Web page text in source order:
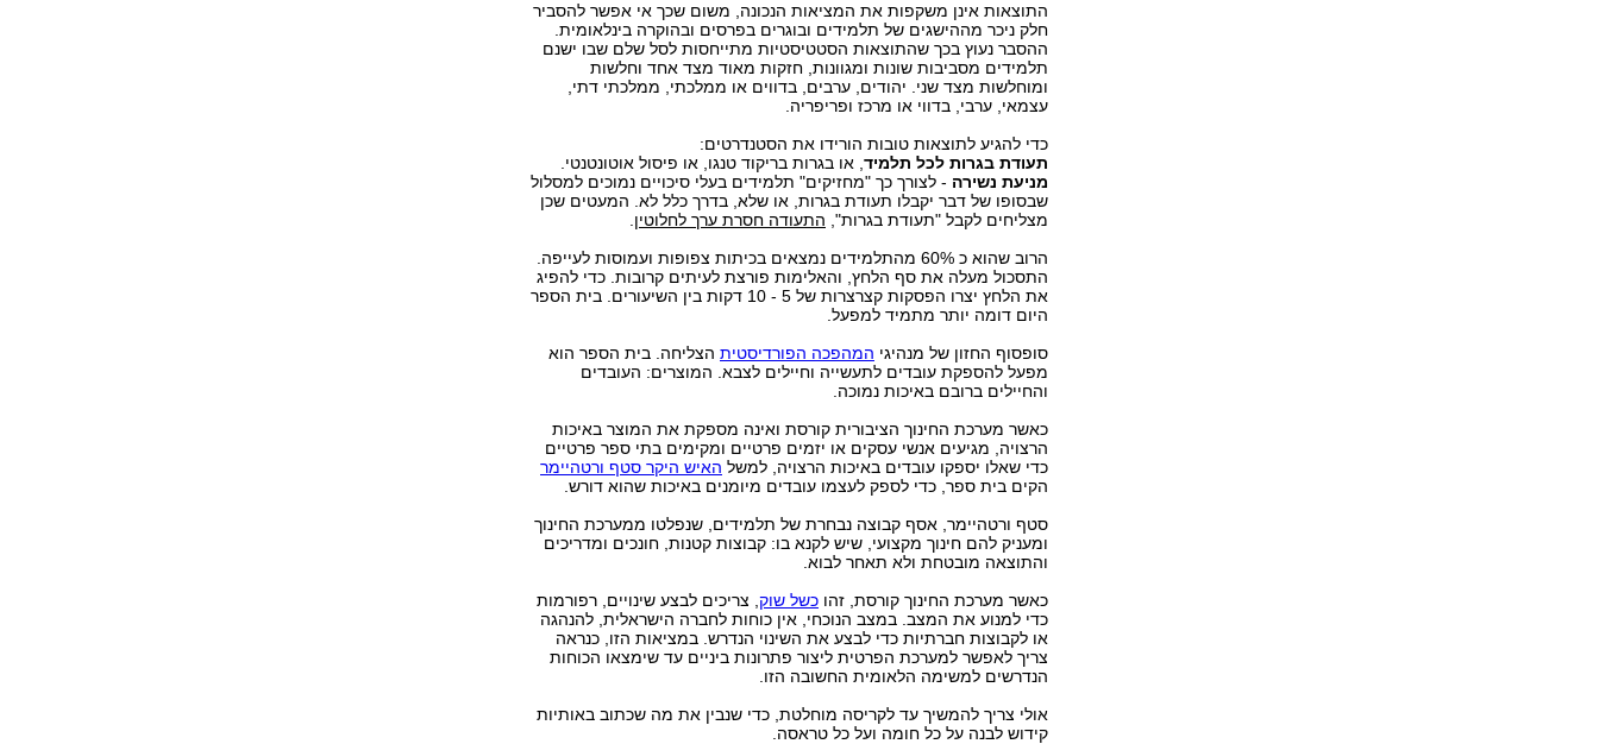
התוצאות אינן משקפות את המציאות הנכונה, משום שכך אי אפשר להסביר
חלק ניכר מההישגים של תלמידים ובוגרים בפרסים ובהוקרה בינלאומית.
ההסבר נעוץ בכך שהתוצאות הסטטיסטיות מתייחסות לסל שלם שבו ישנם
תלמידים מסביבות שונות ומגוונות, חזקות מאוד מצד אחד וחלשות
ומוחלשות מצד שני. יהודים, ערבים, בדווים או ממלכתי, ממלכתי דתי,
עצמאי, ערבי, בדווי או מרכז ופריפריה.
כדי להגיע לתוצאות טובות הורידו את הסטנדרטים:
תעודת בגרות לכל תלמיד , או בגרות בריקוד טנגו, או פיסול אוטונטנטי.
מניעת נשירה - לצורך כך "מחזיקים" תלמידים בעלי סיכויים נמוכים למסלול
שבסופו של דבר יקבלו תעודת בגרות, או שלא, בדרך כלל לא. המעטים שכן
מצליחים לקבל "תעודת בגרות", התעודה חסרת ערך לחלוטין
הרוב שהוא כ 60% מהתלמידים נמצאים בכיתות צפופות ועמוסות לעייפה.
התסכול מעלה את סף הלחץ, והאלימות פורצת לעיתים קרובות. כדי להפיג
את הלחץ יצרו הפסקות קצרצרות של 5 - 10 דקות בין השיעורים. בית הספר
היום דומה יותר מתמיד למפעל.
סופסוף החזון של מנהיגי המהפכה הפורדיסטית הצליחה. בית הספר הוא
מפעל להספקת עובדים לתעשייה וחיילים לצבא. המוצרים: העובדים
והחיילים ברובם באיכות נמוכה.
כאשר מערכת החינוך הציבורית קורסת ואינה מספקת את המוצר באיכות
הרצויה, מגיעים אנשי עסקים או יזמים פרטיים ומקימים בתי ספר פרטיים
כדי שאלו יספקו עובדים באיכות הרצויה, למשל האיש היקר סטף ורטהיימר
הקים בית ספר, כדי לספק לעצמו עובדים מיומנים באיכות שהוא דורש.
סטף ורטהיימר, אסף קבוצה נבחרת של תלמידים, שנפלטו ממערכת החינוך
ומעניק להם חינוך מקצועי, שיש לקנא בו: קבוצות קטנות, חונכים ומדריכים
והתוצאה מובטחת ולא תאחר לבוא.
כאשר מערכת החינוך קורסת, זהו כשל שוק , צריכים לבצע שינויים, רפורמות
כדי למנוע את המצב. במצב הנוכחי, אין כוחות לחברה הישראלית, להנהגה
או לקבוצות חברתיות כדי לבצע את השינוי הנדרש. במציאות הזו, כנראה
צריך לאפשר למערכת הפרטית ליצור פתרונות ביניים עד שימצאו הכוחות
הנדרשים למשימה הלאומית החשובה הזו.
אולי צריך להמשיך עד לקריסה מוחלטת, כדי שנבין את מה שכתוב באותיות
קידוש לבנה על כל חומה ועל כל טראסה.